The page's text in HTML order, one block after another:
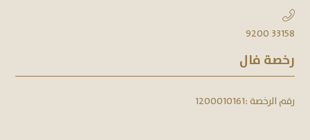
9200 33158
رخصة فال
رقم الرخصة :1200010161